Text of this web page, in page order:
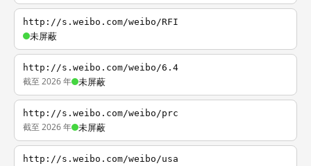
http://s.weibo.com/weibo/RFI
未屏蔽
http://s.weibo.com/weibo/6.4
截至 2026 年 未屏蔽
http://s.weibo.com/weibo/prc
截至 2026 年 未屏蔽
http://s.weibo.com/weibo/usa